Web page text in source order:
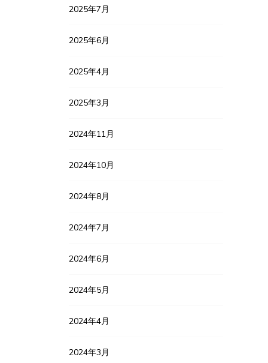
2025年7月
2025年6月
2025年4月
2025年3月
2024年11月
2024年10月
2024年8月
2024年7月
2024年6月
2024年5月
2024年4月
2024年3月